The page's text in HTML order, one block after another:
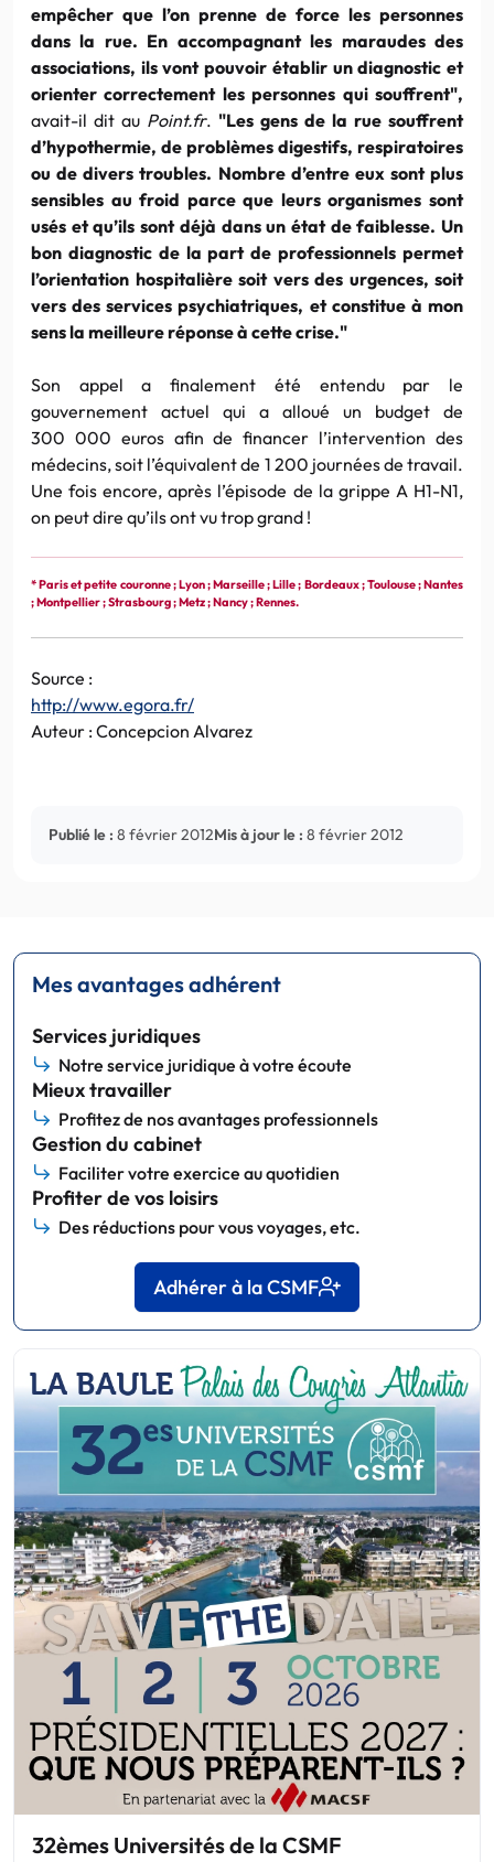
empêcher que l’on prenne de force les personnes
dans la rue. En accompagnant les maraudes des
associations, ils vont pouvoir établir un diagnostic et
orienter correctement les personnes qui souffrent",
avait-il dit au Point.fr. "Les gens de la rue souffrent
d’hypothermie, de problèmes digestifs, respiratoires
ou de divers troubles. Nombre d’entre eux sont plus
sensibles au froid parce que leurs organismes sont
usés et qu’ils sont déjà dans un état de faiblesse. Un
bon diagnostic de la part de professionnels permet
l’orientation hospitalière soit vers des urgences, soit
vers des services psychiatriques, et constitue à mon
sens la meilleure réponse à cette crise."
Son appel a finalement été entendu par le
gouvernement actuel qui a alloué un budget de
300 000 euros afin de financer l’intervention des
médecins, soit l’équivalent de 1 200 journées de travail.
Une fois encore, après l’épisode de la grippe A H1-N1,
on peut dire qu’ils ont vu trop grand !
* Paris et petite couronne ; Lyon ; Marseille ; Lille ; Bordeaux ; Toulouse ; Nantes
; Montpellier ; Strasbourg ; Metz ; Nancy ; Rennes.
Source :
http://www.egora.fr/
Auteur : Concepcion Alvarez
Publié le : 8 février 2012Mis à jour le : 8 février 2012
Mes avantages adhérent
Services juridiques
Notre service juridique à votre écoute
Mieux travailler
Profitez de nos avantages professionnels
Gestion du cabinet
Faciliter votre exercice au quotidien
Profiter de vos loisirs
Des réductions pour vous voyages, etc.
Adhérer à la CSMF
32èmes Universités de la CSMF